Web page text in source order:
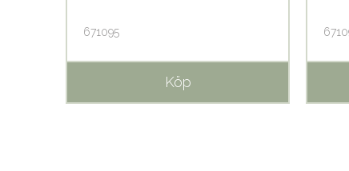
671095
Köp